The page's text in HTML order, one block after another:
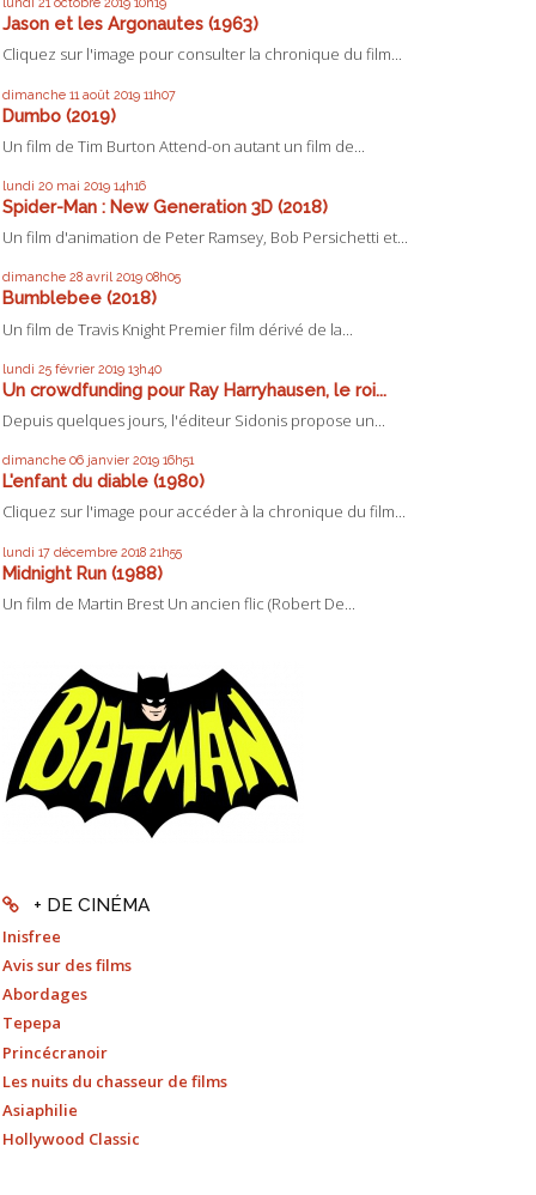
Jason et les Argonautes (1963)
Cliquez sur l'image pour consulter la chronique du film...
dimanche 11 août 2019 11h07
Dumbo (2019)
Un film de Tim Burton Attend-on autant un film de...
lundi 20 mai 2019 14h16
Spider-Man : New Generation 3D (2018)
Un film d'animation de Peter Ramsey, Bob Persichetti et...
dimanche 28 avril 2019 08h05
Bumblebee (2018)
Un film de Travis Knight Premier film dérivé de la...
lundi 25 février 2019 13h40
Un crowdfunding pour Ray Harryhausen, le roi...
Depuis quelques jours, l'éditeur Sidonis propose un...
dimanche 06 janvier 2019 16h51
L'enfant du diable (1980)
Cliquez sur l'image pour accéder à la chronique du film...
lundi 17 décembre 2018 21h55
Midnight Run (1988)
Un film de Martin Brest Un ancien flic (Robert De...
+ DE CINÉMA
Inisfree
Avis sur des films
Abordages
Tepepa
Princécranoir
Les nuits du chasseur de films
Asiaphilie
Hollywood Classic